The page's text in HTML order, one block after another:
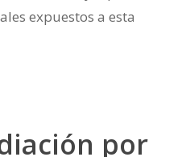
expuestos a esta
por